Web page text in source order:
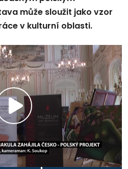
může sloužit jako vzor
v kulturní oblasti.
Přehrát
video